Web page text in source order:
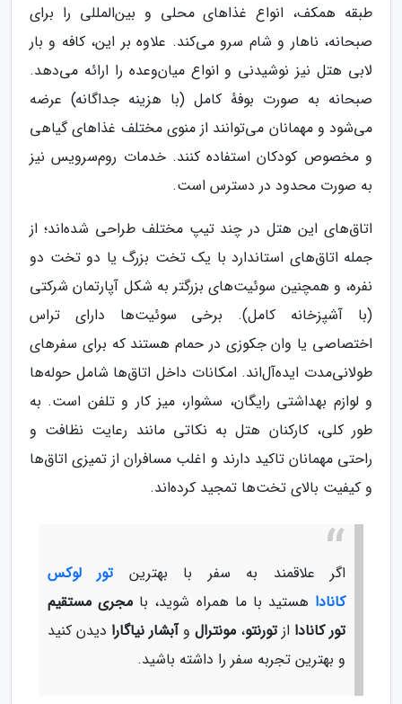
طبقه همکف، انواع غذاهای محلی و بین‌المللی را برای
صبحانه، ناهار و شام سرو می‌کند​​. علاوه بر این، کافه و بار
لابی هتل نیز نوشیدنی و انواع میان‌وعده را ارائه می‌دهد.
صبحانه به صورت بوفهٔ کامل (با هزینه جداگانه) عرضه
می‌شود و مهمانان می‌توانند از منوی مختلف غذاهای گیاهی
و مخصوص کودکان استفاده کنند​​. خدمات روم‌سرویس نیز
به صورت محدود در دسترس است.
اتاق‌های این هتل در چند تیپ مختلف طراحی شده‌اند؛ از
جمله اتاق‌های استاندارد با یک تخت بزرگ یا دو تخت دو
نفره، و همچنین سوئیت‌های بزرگتر به شکل آپارتمان شرکتی
(با آشپزخانه کامل)​​. برخی سوئیت‌ها دارای تراس
اختصاصی یا وان جکوزی در حمام هستند که برای سفرهای
طولانی‌مدت ایده‌آل‌اند. امکانات داخل اتاق‌ها شامل حوله‌ها
و لوازم بهداشتی رایگان، سشوار، میز کار و تلفن است. به
طور کلی، کارکنان هتل به نکاتی مانند رعایت نظافت و
راحتی مهمانان تاکید دارند و اغلب مسافران از تمیزی اتاق‌ها
و کیفیت بالای تخت‌ها تمجید کرده‌اند​​.
اگر علاقمند به سفر با بهترینتور لوکس
کانادا هستید با ما همراه شوید، با مجری مستقیم
تور کانادا ازتورنتو، مونترال وآبشار نیاگارا دیدن کنید
و بهترین تجربه سفر را داشته باشید.